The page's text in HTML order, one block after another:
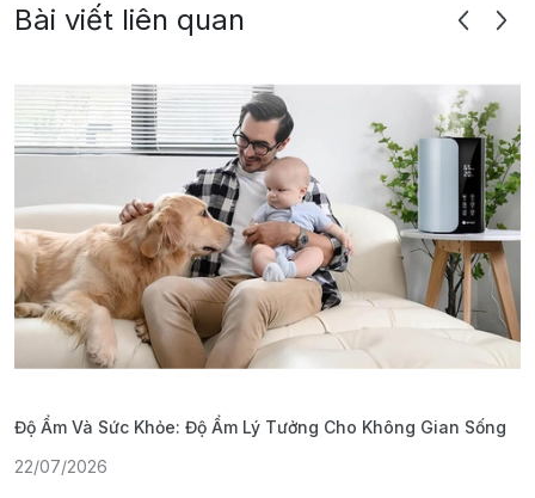
Bài viết liên quan
Độ Ẩm Và Sức Khỏe: Độ Ẩm Lý Tưởng Cho Không Gian Sống
22/07/2026